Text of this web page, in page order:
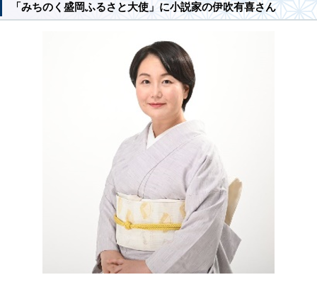
「みちのく盛岡ふるさと大使」に小説家の伊吹有喜さん